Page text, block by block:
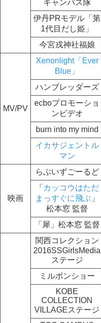
キャンパス隊
伊丹PRモデル「第
1代目だし姫」
今宮戎神社福娘
MV/PV
Xenonlight「Ever
Blue」
ハンブレッダーズ
ecboプロモーショ
ンビデオ
burn into my mind
イカサジェントル
マン
映画
らぶいずごーるど
「 カッコウはただ
まっすぐに飛ぶ 」
松本窓 監督
「犀」松本窓 監督
関西コレクション
2016SSGirlsMedia
ステージ
ミルボンショー
KOBE
COLLECTION
VILLAGEステージ